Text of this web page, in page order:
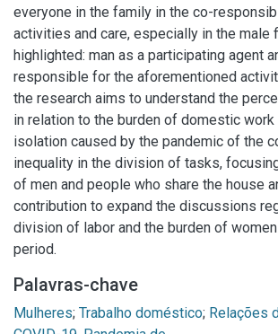
everyone in the family in the co-
activities and care, especially in the male
highlighted: man as a participating agent
responsible for the aforementioned
the research aims to understand the
in relation to the burden of domestic
isolation caused by the pandemic of the
inequality in the division of tasks,
of men and people who share the house
contribution to expand the discussions
division of labor and the burden of
period.
Palavras-chave
Mulheres; Trabalho doméstico; Relações